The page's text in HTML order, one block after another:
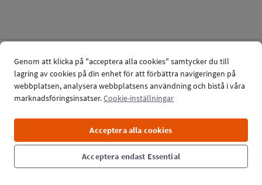
Genom att klicka på "acceptera alla cookies" samtycker du till
lagring av cookies på din enhet för att förbättra navigeringen på
webbplatsen, analysera webbplatsens användning och bistå i våra
marknadsföringsinsatser.Cookie-inställningar
Acceptera alla cookies
Acceptera endast Essential